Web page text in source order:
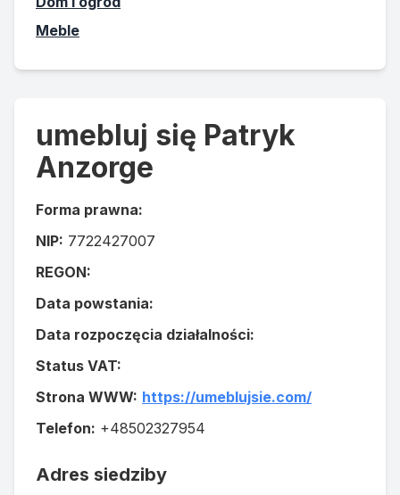
Meble
umebluj się Patryk
Anzorge
Forma prawna:
NIP: 7722427007
REGON:
Data powstania:
Data rozpoczęcia działalności:
Status VAT:
Strona WWW: https://umeblujsie.com/
Telefon: +48502327954
Adres siedziby